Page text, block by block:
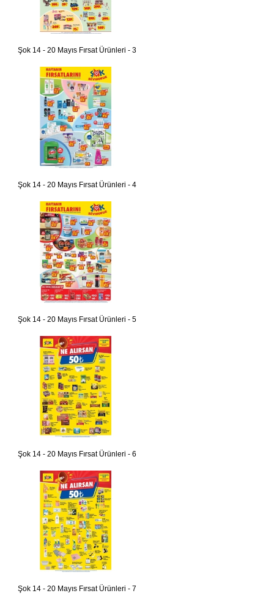
Şok 14 - 20 Mayıs Fırsat Ürünleri - 3
Şok 14 - 20 Mayıs Fırsat Ürünleri - 4
Şok 14 - 20 Mayıs Fırsat Ürünleri - 5
Şok 14 - 20 Mayıs Fırsat Ürünleri - 6
Şok 14 - 20 Mayıs Fırsat Ürünleri - 7